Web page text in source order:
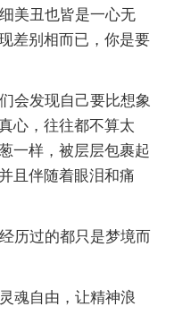
美丑也皆是一心无
差别相而已，你是要
会发现自己要比想象
心，往往都不算太
一样，被层层包裹起
且伴随着眼泪和痛
历过的都只是梦境而
魂自由，让精神浪